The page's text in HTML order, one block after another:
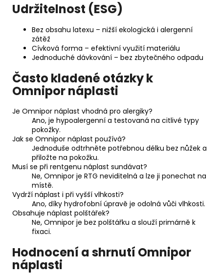
Udržitelnost (ESG)
Bez obsahu latexu – nižší ekologická i alergenní
zátěž
Cívková forma – efektivní využití materiálu
Jednoduché dávkování – bez zbytečného odpadu
Často kladené otázky k
Omnipor náplasti
Je Omnipor náplast vhodná pro alergiky?
Ano, je hypoalergenní a testovaná na citlivé typy
pokožky.
Jak se Omnipor náplast používá?
Jednoduše odtrhněte potřebnou délku bez nůžek a
přiložte na pokožku.
Musí se při rentgenu náplast sundávat?
Ne, Omnipor je RTG neviditelná a lze ji ponechat na
místě.
Vydrží náplast i při vyšší vlhkosti?
Ano, díky hydrofobní úpravě je odolná vůči vlhkosti.
Obsahuje náplast polštářek?
Ne, Omnipor je bez polštářku a slouží primárně k
fixaci.
Hodnocení a shrnutí Omnipor
náplasti